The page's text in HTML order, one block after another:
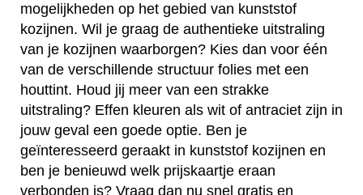
mogelijkheden op het gebied van kunststof
kozijnen. Wil je graag de authentieke uitstraling
van je kozijnen waarborgen? Kies dan voor één
van de verschillende structuur folies met een
houttint. Houd jij meer van een strakke
uitstraling? Effen kleuren als wit of antraciet zijn in
jouw geval een goede optie. Ben je
geïnteresseerd geraakt in kunststof kozijnen en
ben je benieuwd welk prijskaartje eraan
verbonden is? Vraag dan nu snel gratis en